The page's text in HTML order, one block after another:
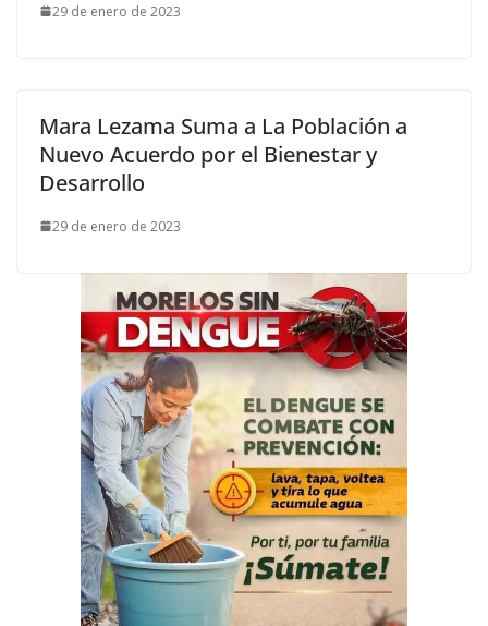
29 de enero de 2023
Mara Lezama Suma a La Población a
Nuevo Acuerdo por el Bienestar y
Desarrollo
29 de enero de 2023